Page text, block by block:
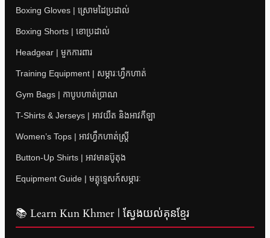
Boxing Gloves | ស្រោមដៃប្រដាល់
Boxing Shorts | ខោប្រដាល់
Headgear | មួកការពារ
Training Equipment | សម្ភារៈហ្វឹកហាត់
Gym Bags | កាបូបហាត់ប្រាណ
T-Shirts & Jerseys | អាវយឺត និងអាវកីឡា
Women’s Tops | អាវហ្វឹកហាត់ស្ត្រី
Button-Up Shirts | អាវមានប៊ូតុង
Equipment Guide | មគ្គុទ្ទេសក៍សម្ភារៈ
📚 Learn Kun Khmer | ស្វែងយល់គុនខ្មែរ